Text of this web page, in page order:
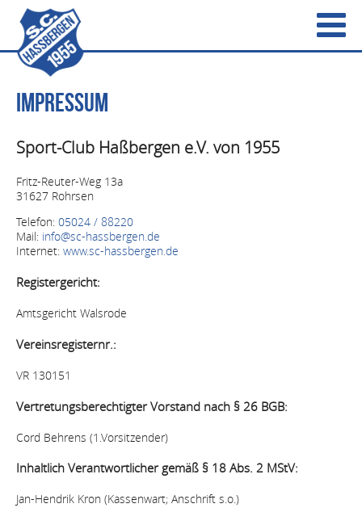
Impressum
Sport-Club Haßbergen e.V. von 1955
Fritz-Reuter-Weg 13a
31627 Rohrsen
Telefon: 05024 / 88220
Mail: info@sc-hassbergen.de
Internet: www.sc-hassbergen.de
Registergericht:
Amtsgericht Walsrode
Vereinsregisternr.:
VR 130151
Vertretungsberechtigter Vorstand nach § 26 BGB:
Cord Behrens (1.Vorsitzender)
Inhaltlich Verantwortlicher gemäß § 18 Abs. 2 MStV:
Jan-Hendrik Kron (Kassenwart; Anschrift s.o.)